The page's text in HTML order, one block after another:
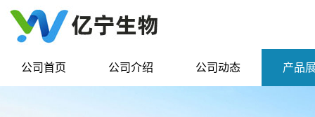
公司首页 公司介绍 公司动态 产品